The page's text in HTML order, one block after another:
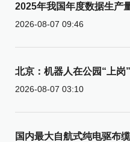
2025年我国年度数据生产
2026-08-07 09:46
北京：机器人在公园“上岗”
2026-08-07 03:10
国内最大自航式纯电驱布